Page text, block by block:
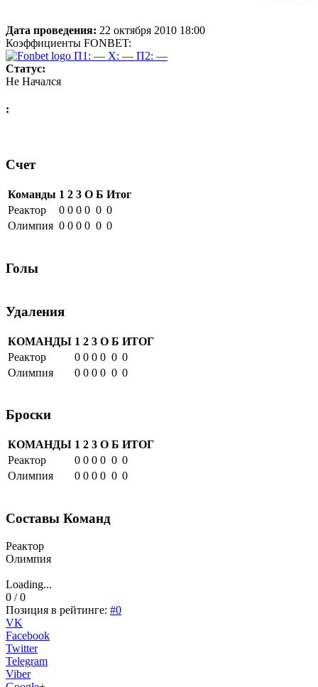
Дата проведения: 22 октября 2010 18:00
Коэффициенты FONBET:
П1: — X: — П2: —
Статус:
Не Начался
:
Счет
Команды 1 2 3 О Б Итог
Реактор
0 0 0 0 0 0
Олимпия 0 0 0 0 0 0
Голы
Удаления
КОМАНДЫ 1 2 3 О Б ИТОГ
Реактор
0 0 0 0 0 0
Олимпия
0 0 0 0 0 0
Броски
КОМАНДЫ 1 2 3 О Б ИТОГ
Реактор
0 0 0 0 0 0
Олимпия
0 0 0 0 0 0
Составы Команд
Реактор
Олимпия
Loading...
0 / 0
Позиция в рейтинге: #0
VK
Facebook
Twitter
Telegram
Viber